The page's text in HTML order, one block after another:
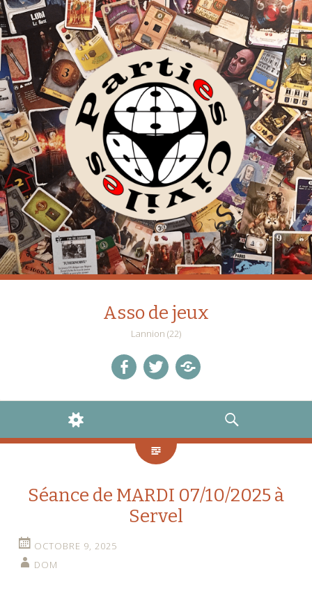
Asso de jeux
Lannion (22)
WIDGETS
RECHERCHE
Séance de MARDI 07/10/2025 à
Servel
OCTOBRE 9, 2025
DOM